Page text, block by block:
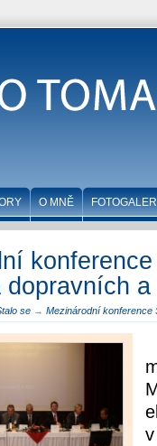
dopravních
se → Mezinárodní konference
O MNĚ